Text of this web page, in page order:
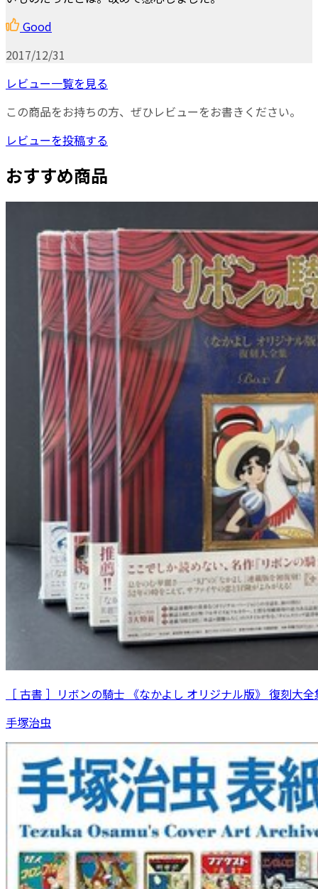
Good
2017/12/31
レビュー一覧を見る
この商品をお持ちの方、ぜひレビューをお書きください。
レビューを投稿する
おすすめ商品
［ 古書 ］リボンの騎士 《なかよし オリジナル版》 復刻大
手塚治虫